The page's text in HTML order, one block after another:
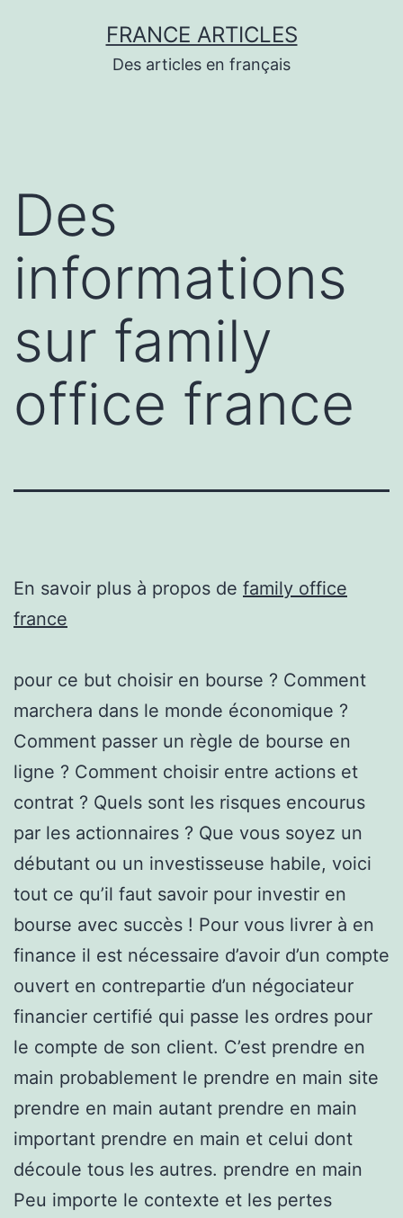
FRANCE ARTICLES
Des articles en français
Des
informations
sur family
office france
En savoir plus à propos de family office
france
pour ce but choisir en bourse ? Comment
marchera dans le monde économique ?
Comment passer un règle de bourse en
ligne ? Comment choisir entre actions et
contrat ? Quels sont les risques encourus
par les actionnaires ? Que vous soyez un
débutant ou un investisseuse habile, voici
tout ce qu’il faut savoir pour investir en
bourse avec succès ! Pour vous livrer à en
finance il est nécessaire d’avoir d’un compte
ouvert en contrepartie d’un négociateur
financier certifié qui passe les ordres pour
le compte de son client. C’est prendre en
main probablement le prendre en main site
prendre en main autant prendre en main
important prendre en main et celui dont
découle tous les autres. prendre en main
Peu importe le contexte et les pertes